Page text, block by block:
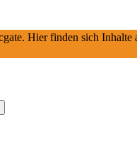
Hier finden sich Inhalte